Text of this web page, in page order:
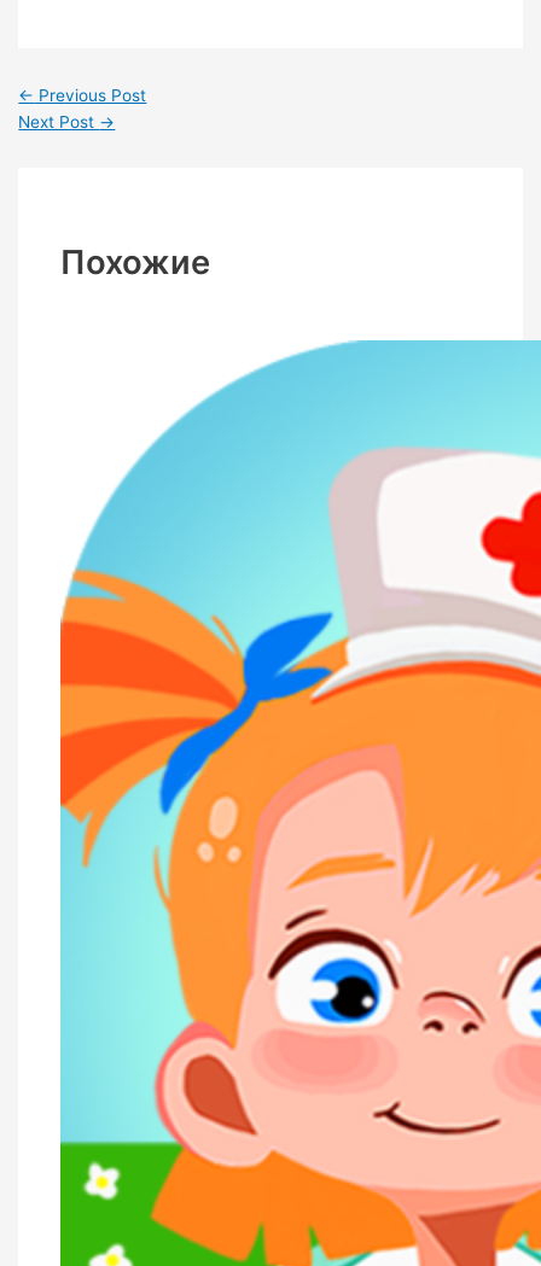
← Previous Post
Next Post →
Похожие